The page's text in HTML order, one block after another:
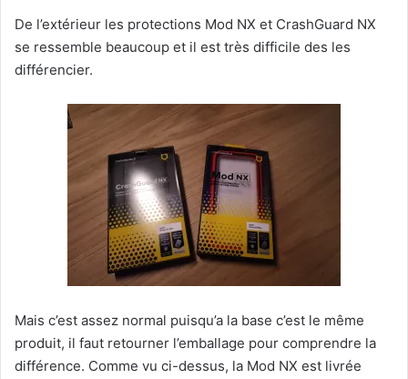
De l’extérieur les protections Mod NX et CrashGuard NX
se ressemble beaucoup et il est très difficile des les
différencier.
Mais c’est assez normal puisqu’a la base c’est le même
produit, il faut retourner l’emballage pour comprendre la
différence. Comme vu ci-dessus, la Mod NX est livrée